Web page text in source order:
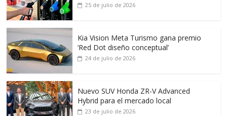
25 de julio de 2026
Kia Vision Meta Turismo gana premio
‘Red Dot diseño conceptual’
24 de julio de 2026
Nuevo SUV Honda ZR-V Advanced
Hybrid para el mercado local
23 de julio de 2026